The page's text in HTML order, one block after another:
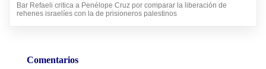
Bar Refaeli critica a Penélope Cruz por comparar la liberación de
rehenes israelíes con la de prisioneros palestinos
Comentarios